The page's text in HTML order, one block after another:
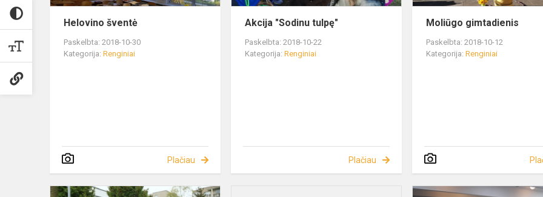
Helovino šventė
Paskelbta: 2018-10-30
Kategorija: Renginiai
Plačiau
Akcija "Sodinu tulpę"
Paskelbta: 2018-10-22
Kategorija:Renginiai
Plačiau
Moliūgo gimtadienis
Paskelbta: 2018-10-12
Kategorija:Renginiai